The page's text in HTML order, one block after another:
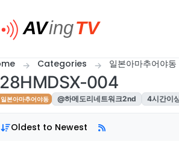
Categories 일본아마추어야동
004
일본아마추어야동 @하메도리네트워크2nd 4시간이
Oldest to Newest